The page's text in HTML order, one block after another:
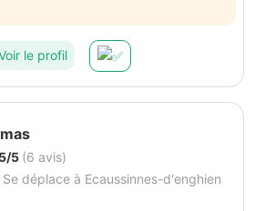
N’hésitez pas, contactez Robin !
le profil
5/5 (6 avis)
Se déplace à Ecaussinnes-d'enghien